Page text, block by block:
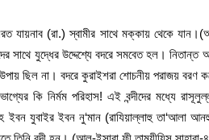
যায়নাব (রা.) স্বামীর সাথে মক্কায় থেকে
সাথে যুদ্ধের উদ্দেশ্যে বদরে সমবেত হল।
ছিল না। বদরে কুরাইশরা শোচনীয় পরাজয় বরণ
কি নির্মম পরিহাস! এই বন্দীদের মধ্যে
যুবাইর ইবন নু‘মান (রাযিয়াল্লাহু তা‘আলা